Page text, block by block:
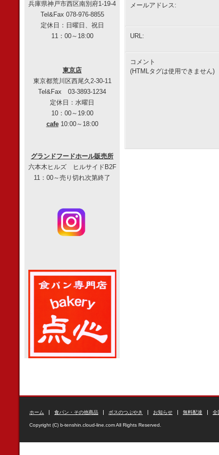
メールアドレス:
URL:
コメント
(HTMLタグは使用できません)
兵庫県神戸市西区南別府1-19-4
Tel&Fax 078-976-8855
定休日：日曜日、祝日
11：00～18:00
東京店
東京都荒川区西尾久2-30-11
Tel&Fax 03-3893-1234
定休日：水曜日
10：00～19:00
cafe10:00～18:00
グランドフードホール販売所
六本木ヒルズ ヒルサイドB2F
11：00～売り切れ次第終了
ホーム 食パン・その他商品 ボスのつぶやき お知らせ 無料配達 全
Copyright (C) b-tenshin.cloud-line.com All Rights Reserved.